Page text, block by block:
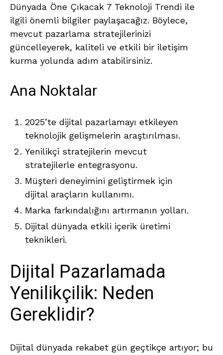
Dünyada Öne Çıkacak 7 Teknoloji Trendi ile
ilgili önemli bilgiler paylaşacağız. Böylece,
mevcut pazarlama stratejilerinizi
güncelleyerek, kaliteli ve etkili bir iletişim
kurma yolunda adım atabilirsiniz.
Ana Noktalar
2025’te dijital pazarlamayı etkileyen
teknolojik gelişmelerin araştırılması.
Yenilikçi stratejilerin mevcut
stratejilerle entegrasyonu.
Müşteri deneyimini geliştirmek için
dijital araçların kullanımı.
Marka farkındalığını artırmanın yolları.
Dijital dünyada etkili içerik üretimi
teknikleri.
Dijital Pazarlamada
Yenilikçilik: Neden
Gereklidir?
Dijital dünyada rekabet gün geçtikçe artıyor; bu